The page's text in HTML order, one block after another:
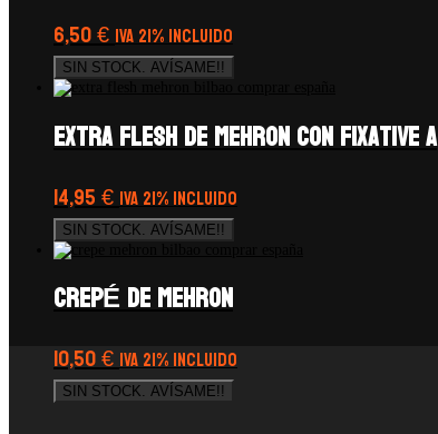
6,50€ IVA 21% Incluido
SIN STOCK. AVÍSAME!!
Extra Flesh de Mehron con Fixative A
14,95€ IVA 21% Incluido
SIN STOCK. AVÍSAME!!
CREPÉ de Mehron
10,50€IVA 21% Incluido
SIN STOCK. AVÍSAME!!